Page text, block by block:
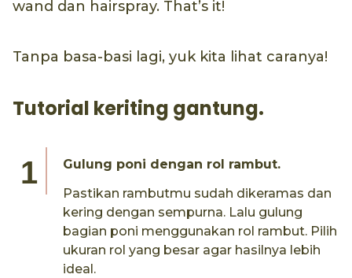
wand dan hairspray. That’s it!
Tanpa basa-basi lagi, yuk kita lihat caranya!
Tutorial keriting gantung.
Gulung poni dengan rol rambut.
Pastikan rambutmu sudah dikeramas dan
kering dengan sempurna. Lalu gulung
bagian poni menggunakan rol rambut. Pilih
ukuran rol yang besar agar hasilnya lebih
ideal.